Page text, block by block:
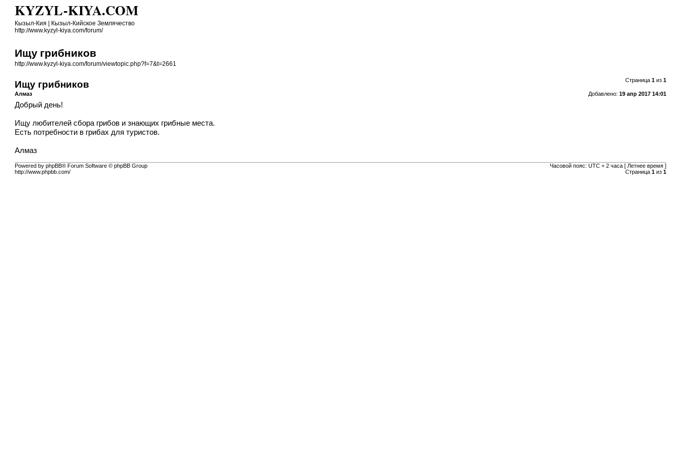
KYZYL-KIYA.COM
Кызыл-Кия | Кызыл-Кийское Землячество
http://www.kyzyl-kiya.com/forum/
Ищу грибников
http://www.kyzyl-kiya.com/forum/viewtopic.php?f=7&t=2661
Страница 1из 1
Ищу грибников
Добавлено: 19 апр 2017 14:01
Алмаз
Добрый день!
Ищу любителей сбора грибов и знающих грибные места.
Есть потребности в грибах для туристов.
Алмаз
Часовой пояс: UTC + 2 часа [ Летнее время ]
Страница 1из 1
Powered by phpBB® Forum Software © phpBB Group
http://www.phpbb.com/